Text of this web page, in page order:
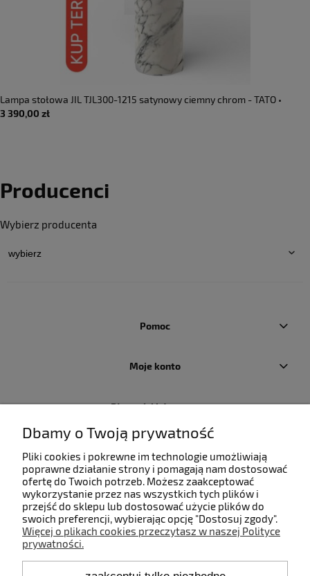
Lampa stołowa JIL TJL300-1215 satynowy ciemny chrom - TATO •
DOSTĘPNA OD RĘKI •
3 390,00 zł
Producenci
Wybierz producenta
Pomoc
Moje konto
Płatności i dostawa
O nas
Kontakt
Dbamy o Twoją prywatność
Pliki cookies i pokrewne im technologie umożliwiają
poprawne działanie strony i pomagają nam dostosować
ofertę do Twoich potrzeb. Możesz zaakceptować
wykorzystanie przez nas wszystkich tych plików i
przejść do sklepu lub dostosować użycie plików do
swoich preferencji, wybierając opcję "Dostosuj zgody".
Więcej o plikach cookies przeczytasz w naszej Polityce
prywatności.